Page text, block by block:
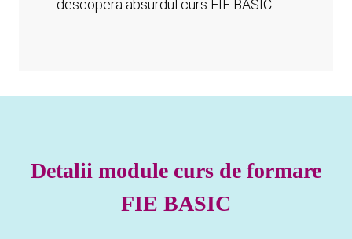
Detalii module curs de formare
FIE BASIC